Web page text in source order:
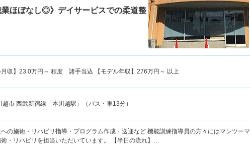
業ほぼなし◎》デイサービスでの柔道整
収】 23.0万円～ 程度 諸手当込 【モデル年収】 276万円～ 以上
越市 西武新宿線「本川越駅」（バス・車13分）
の施術・リハビリ指導・プログラム作成・送迎など 機能訓練指導員の方々にはマンツーマ
術・リハビリを担当いただいています。 【半日の流れ】…